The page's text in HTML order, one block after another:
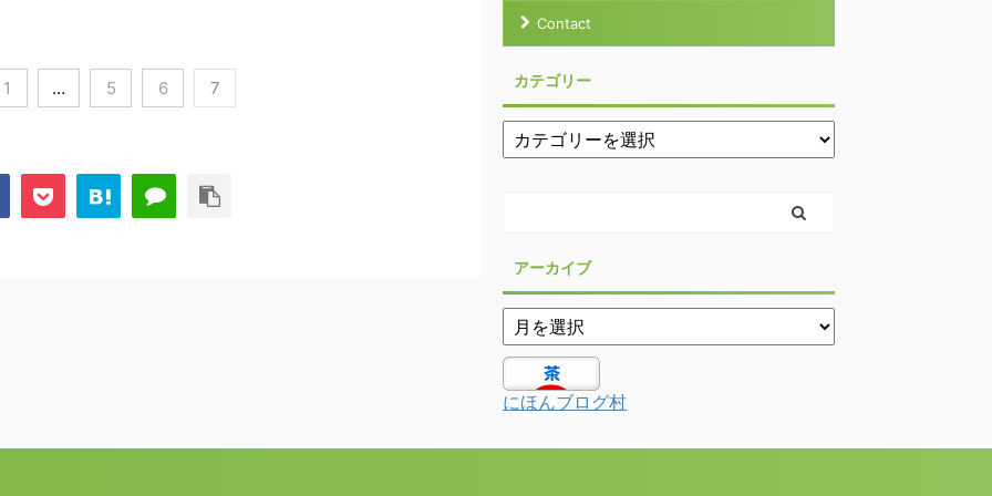
1 … 5 6 7
Contact
カテゴリー
アーカイブ
にほんブログ村